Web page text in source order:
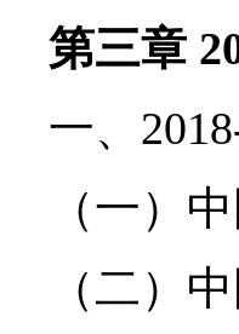
第三章
一、
（一）
（二）